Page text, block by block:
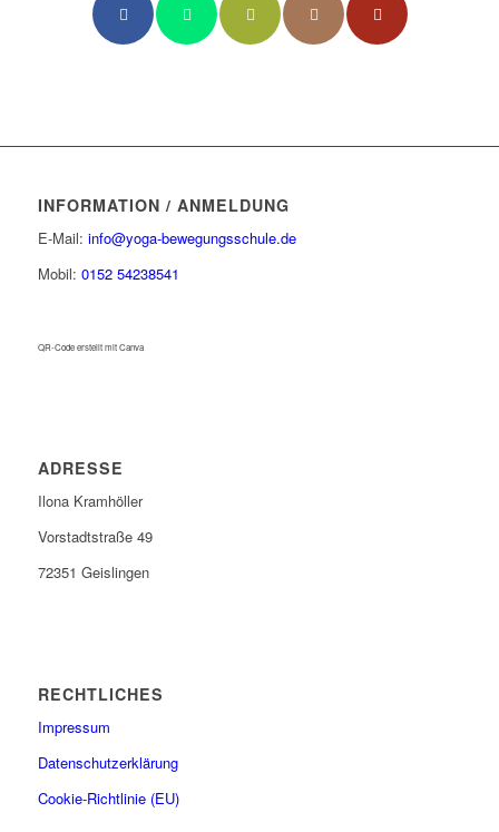
INFORMATION / ANMELDUNG
E-Mail: info@yoga-bewegungsschule.de
Mobil: 0152 54238541
QR-Code erstellt mit Canva
ADRESSE
Ilona Kramhöller
Vorstadtstraße 49
72351 Geislingen
RECHTLICHES
Impressum
Datenschutzerklärung
Cookie-Richtlinie (EU)